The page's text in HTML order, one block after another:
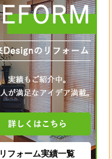
リフォーム実績一覧